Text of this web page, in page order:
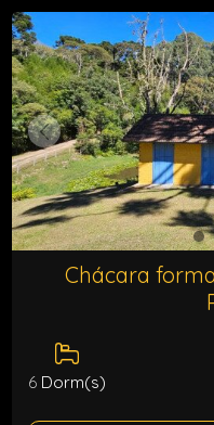
Chácara
6 Dorm(s)